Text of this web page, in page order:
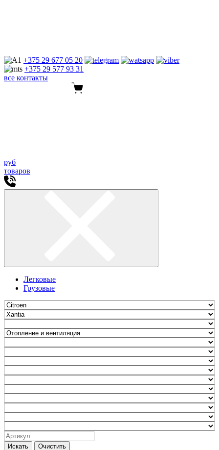
+375 29 677 05 20
+375 29 577 93 31
все контакты
руб
товаров
Легковые
Грузовые
Искать Очистить